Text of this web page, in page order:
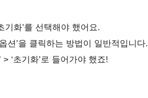
기화’를 선택해야 했어요.
션’을 클릭하는 방법이 일반적입니다.
‘초기화’로 들어가야 했죠!